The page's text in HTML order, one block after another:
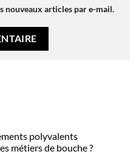
nouveaux articles par e-mail.
polyvalents
métiers de bouche ?